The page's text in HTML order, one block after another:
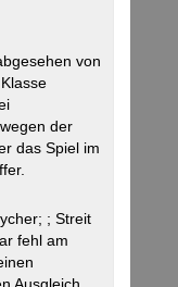
von
der
das Spiel im
; Streit
fehl am